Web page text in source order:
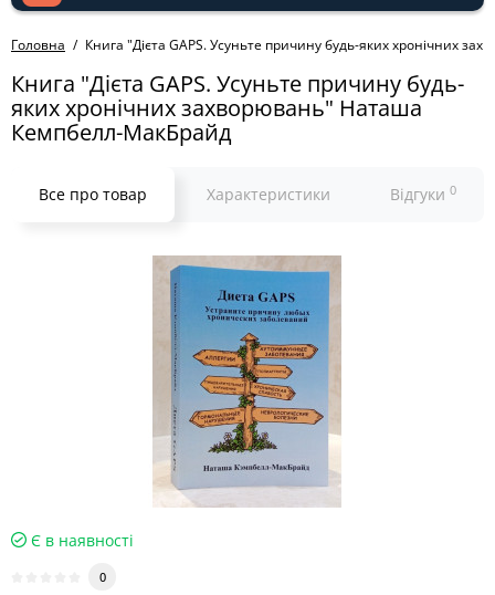
Головна Книга "Дієта GAPS. Усуньте причину будь-яких хронічних
Книга "Дієта GAPS. Усуньте причину будь-
яких хронічних захворювань" Наташа
Кемпбелл-МакБрайд
Все про товар Характеристики Відгуки 0
Є в наявності
0